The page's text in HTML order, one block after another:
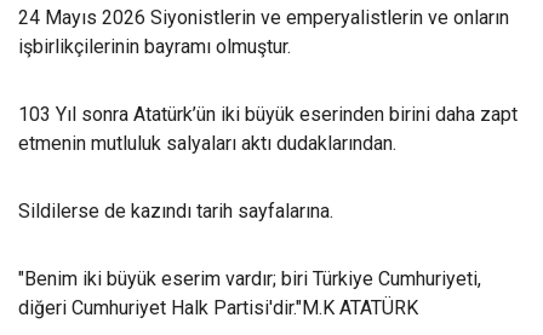
24 Mayıs 2026 Siyonistlerin ve emperyalistlerin ve onların
işbirlikçilerinin bayramı olmuştur.
103 Yıl sonra Atatürk’ün iki büyük eserinden birini daha zapt
etmenin mutluluk salyaları aktı dudaklarından.
Sildilerse de kazındı tarih sayfalarına.
"Benim iki büyük eserim vardır; biri Türkiye Cumhuriyeti,
diğeri Cumhuriyet Halk Partisi'dir."M.K ATATÜRK